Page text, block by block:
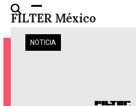
Skip
FILTER México
Open
mobile
menu
Close
mobile
menu
NOTICIA